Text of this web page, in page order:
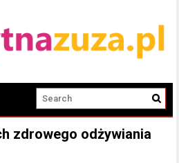
zdrowego odżywiania